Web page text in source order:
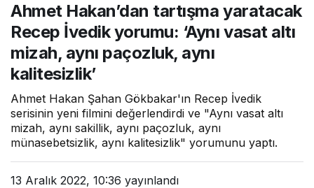
yorumu: ‘Aynı vasat altı
mizah, aynı paçozluk, aynı
kalitesizlik’
Ahmet Hakan’dan tartışma yaratacak
Recep İvedik yorumu: ‘Aynı vasat altı
mizah, aynı paçozluk, aynı
kalitesizlik’
Ahmet Hakan Şahan Gökbakar'ın Recep İvedik
serisinin yeni filmini değerlendirdi ve "Aynı vasat altı
mizah, aynı sakillik, aynı paçozluk, aynı
münasebetsizlik, aynı kalitesizlik" yorumunu yaptı.
13 Aralık 2022, 10:36 yayınlandı